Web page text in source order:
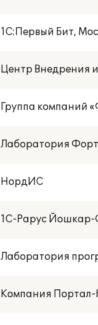
1С:Первый Бит,
Центр Внедрения
Группа компаний
Лаборатория
НордИС
1С-Рарус Йошкар-
Лаборатория
Компания